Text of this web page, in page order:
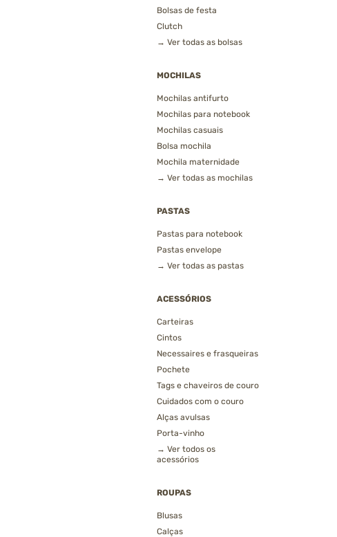
Bolsas de festa
Clutch
→ Ver todas as bolsas
MOCHILAS
Mochilas antifurto
Mochilas para notebook
Mochilas casuais
Bolsa mochila
Mochila maternidade
→ Ver todas as mochilas
PASTAS
Pastas para notebook
Pastas envelope
→ Ver todas as pastas
ACESSÓRIOS
Carteiras
Cintos
Necessaires e frasqueiras
Pochete
Tags e chaveiros de couro
Cuidados com o couro
Alças avulsas
Porta-vinho
→ Ver todos os
acessórios
ROUPAS
Blusas
Calças